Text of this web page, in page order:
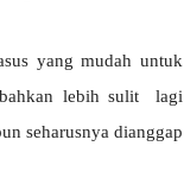
yang mudah untuk
bahkan lebih sulit
lagi
seharusnya dianggap